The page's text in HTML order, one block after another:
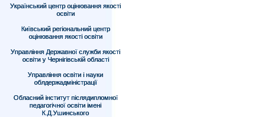
Український центр оцінювання якості
освіти
Київський регіональний центр
оцінювання якості освіти
Управління Державної служби якості
освіти у Чернігівській області
Управління освіти і науки
облдержадміністрації
Обласний інститут післядипломної
педагогічної освіти імені
К.Д.Ушинського